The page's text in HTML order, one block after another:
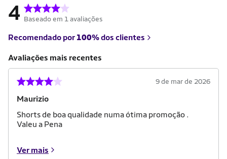
4 Baseado em 1 avaliações
Recomendado por 100%dos clientes
Avaliações mais recentes
Maurizio
9 de mar de 2026
Shorts de boa qualidade numa ótima promoção .
Valeu a Pena
Ver mais